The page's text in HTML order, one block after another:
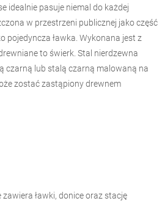
idealnie pasuje niemal do każdej
w przestrzeni publicznej jako część
pojedyncza ławka. Wykonana jest z
to świerk. Stal nierdzewna
czarną lub stalą czarną malowaną na
zostać zastąpiony drewnem
ławki, donice oraz stację